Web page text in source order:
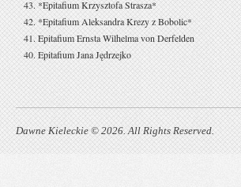
43. *Epitafium Krzysztofa Strasza*
42. *Epitafium Aleksandra Krezy z Bobolic*
41. Epitafium Ernsta Wilhelma von Derfelden
40. Epitafium Jana Jędrzejko
Dawne Kieleckie © 2026. All Rights Reserved.